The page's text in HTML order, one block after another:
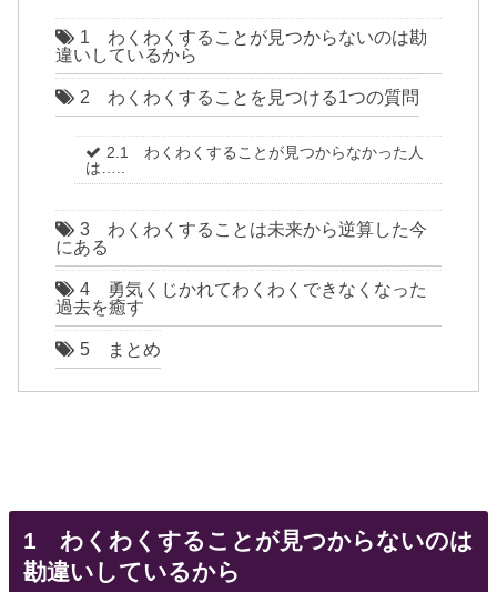
1 わくわくすることが見つからないのは勘
違いしているから
2 わくわくすることを見つける1つの質問
2.1 わくわくすることが見つからなかった人
は…..
3 わくわくすることは未来から逆算した今
にある
4 勇気くじかれてわくわくできなくなった
過去を癒す
5 まとめ
1 わくわくすることが見つからないのは
勘違いしているから